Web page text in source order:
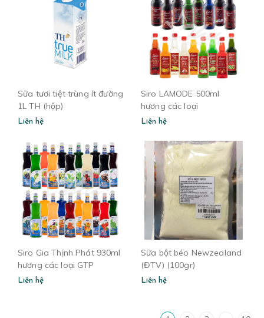
Sữa tươi tiệt trùng ít đường
1L TH (hộp)
Liên hệ
Siro LAMODE 500ml
hương các loại
Liên hệ
Siro Gia Thịnh Phát 930ml
hương các loại GTP
Liên hệ
Sữa bột béo Newzealand
(ĐTV) (100gr)
Liên hệ